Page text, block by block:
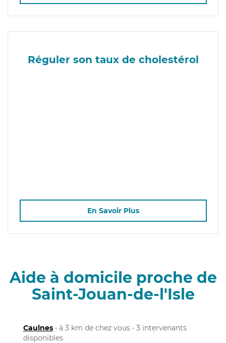
Réguler son taux de cholestérol
En Savoir Plus
Aide à domicile proche de
Saint-Jouan-de-l'Isle
Caulnes • à 3 km de chez vous • 3 intervenants
disponibles